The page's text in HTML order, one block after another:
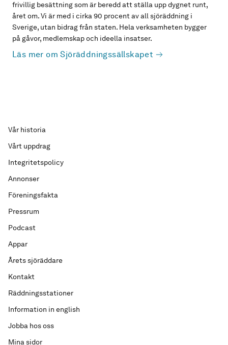
frivillig besättning som är beredd att ställa upp dygnet runt,
året om. Vi är med i cirka 90 procent av all sjöräddning i
Sverige, utan bidrag från staten. Hela verksamheten bygger
på gåvor, medlemskap och ideella insatser.
Läs mer om Sjöräddningssällskapet
Vår historia
Vårt uppdrag
Integritetspolicy
Annonser
Föreningsfakta
Pressrum
Podcast
Appar
Årets sjöräddare
Kontakt
Räddningsstationer
Information in english
Jobba hos oss
Mina sidor